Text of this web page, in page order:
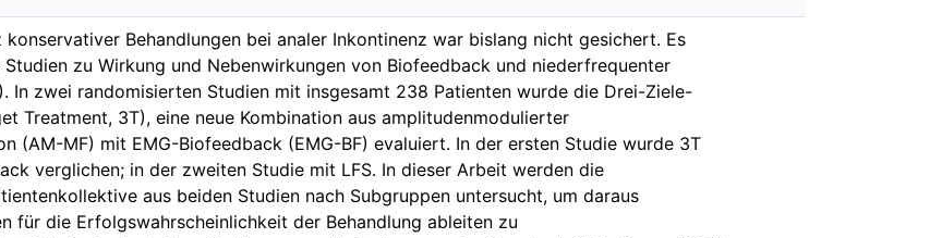
Behandlungen bei analer Inkontinenz war bislang nicht gesichert. Es
zu Wirkung und Nebenwirkungen von Biofeedback und niederfrequenter
In zwei randomisierten Studien mit insgesamt 238 Patienten wurde die Drei-Ziele-
Treatment, 3T), eine neue Kombination aus amplitudenmodulierter
(AM-MF) mit EMG-Biofeedback (EMG-BF) evaluiert. In der ersten Studie wurde 3T
verglichen; in der zweiten Studie mit LFS. In dieser Arbeit werden die
aus beiden Studien nach Subgruppen untersucht, um daraus
für die Erfolgswahrscheinlichkeit der Behandlung ableiten zu